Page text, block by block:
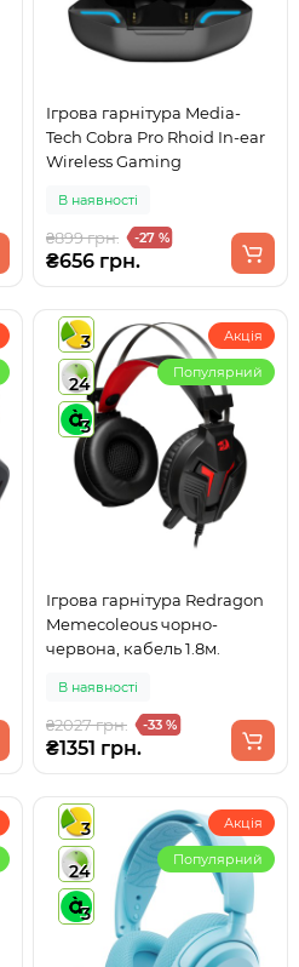
Ігрова гарнітура Media-
Tech Cobra Pro Rhoid In-ear
Wireless Gaming
В наявності
₴899 грн. -27 %
₴656 грн.
3
24
3
Акція
Популярний
Ігрова гарнітура Redragon
Memecoleous чорно-
червона, кабель 1.8м.
В наявності
₴2027 грн. -33 %
₴1351 грн.
3
24
3
Акція
Популярний